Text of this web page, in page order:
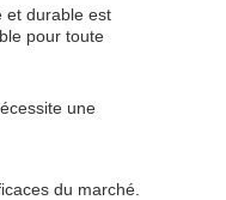
et durable est
pour toute
une
du marché.